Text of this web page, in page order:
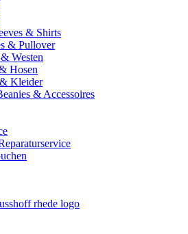
& Shirts
& Pullover
Westen
Hosen
Kleider
& Accessoires